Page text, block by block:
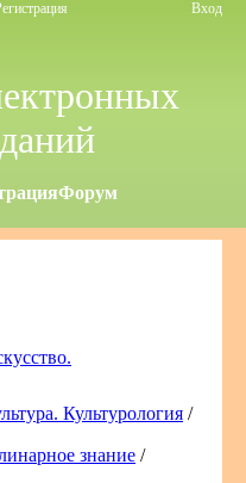
Вход
Форум
Культурология /
знание /